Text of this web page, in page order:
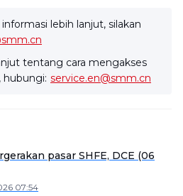
lebih lanjut, silakan
tentang cara mengakses
hubungi: service.en@smm.cn
pasar SHFE, DCE (06
07:54